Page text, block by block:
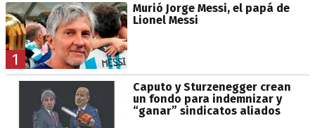
1
Murió Jorge Messi, el papá de
Lionel Messi
Caputo y Sturzenegger crean
un fondo para indemnizar y
“ganar” sindicatos aliados